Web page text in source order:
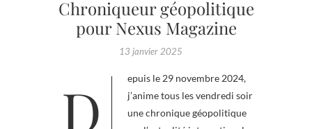
Chroniqueur géopolitique
pour Nexus Magazine
13 janvier 2025
Depuis le 29 novembre 2024,
j’anime tous les vendredi soir
une chronique géopolitique